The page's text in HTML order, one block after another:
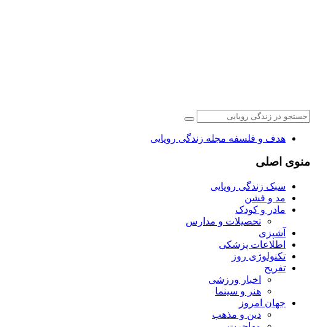
هدف و فلسفه مجله زندگی رویایی
منوی اصلی
سبک زندگی رویایی
مد و فشن
مادر و کودک
تحصیلات و مدارس
آشپزی
اطلاعات پزشکی
تکنولوژی روز
تفریح
اخبار ورزشی
هنر و سینما
جهان امروز
دین و مذهب